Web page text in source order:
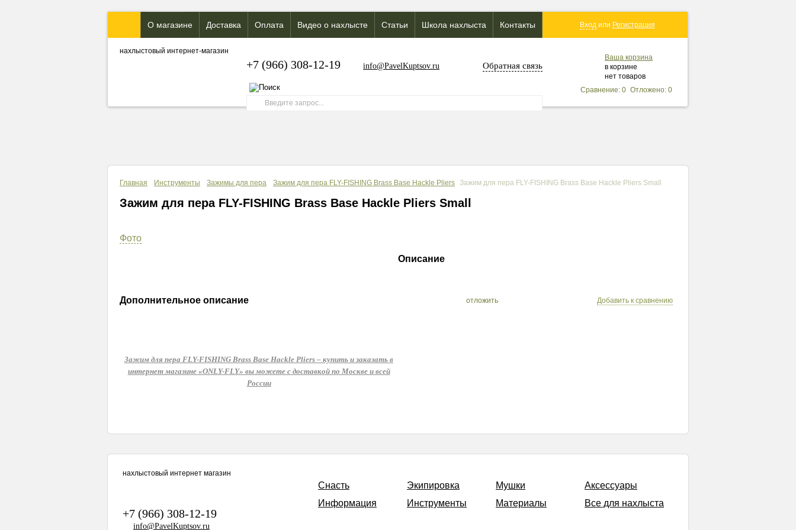
О магазине Доставка Оплата Видео о нахлысте Статьи Школа нахлыста Контакты Входили Регистрация
нахлыстовый интернет-магазин
+7 (966) 308-12-19 info@PavelKuptsov.ru Обратная связь
Ваша корзина
в корзине
нет товаров
Сравнение: 0 Отложено: 0
Главная Инструменты Зажимы для пера Зажим для пера FLY-FISHING Brass Base Hackle Pliers Зажим для пера FLY-FISHING Brass Base Hackle Pliers Small
Зажим для пера FLY-FISHING Brass Base Hackle Pliers Small
Фото
Описание
Дополнительное описание
Зажим для пера FLY-FISHING Brass Base Hackle Pliers – купить и заказать в
интернет магазине «ONLY-FLY» вы можете с доставкой по Москве и всей
России
отложить Добавить к сравнению
нахлыстовый интернет магазин
+7 (966) 308-12-19
info@PavelKuptsov.ru
Снасть Экипировка Мушки
Аксессуары
Информация
Инструменты Материалы Все для нахлыста